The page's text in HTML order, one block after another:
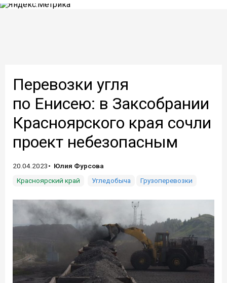
Перевозки угля
по Енисею: в Заксобрании
Красноярского края сочли
проект небезопасным
20.04.2023
Юлия Фурсова
Красноярский край
Угледобыча Грузоперевозки